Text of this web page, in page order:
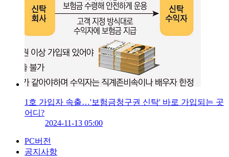
1호 가입자 속출…'보험금청구권 신탁' 바로 가입되는 곳
어디?
2024-11-13 05:00
PC버전
공지사항